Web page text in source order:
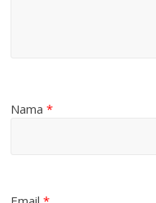
Nama*